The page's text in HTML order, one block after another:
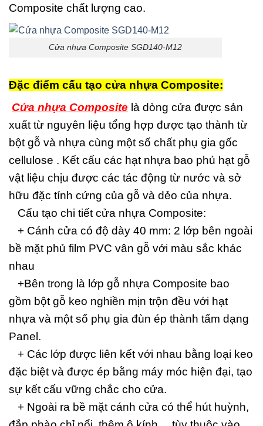
Composite chất lượng cao.
Cửa nhựa Composite SGD140-M12
Đặc điểm cấu tạo cửa nhựa Composite:
Cửa nhựa Composite là dòng cửa được sản
xuất từ nguyên liệu tổng hợp được tạo thành từ
bột gỗ và nhựa cùng một số chất phụ gia gốc
cellulose . Kết cấu các hạt nhựa bao phủ hạt gỗ
vật liệu chịu được các tác động từ nước và sở
hữu đặc tính cứng của gỗ và dẻo của nhựa.
Cấu tạo chi tiết cửa nhựa Composite:
+ Cánh cửa có độ dày 40 mm: 2 lớp bên ngoài
bề mặt phủ film PVC vân gỗ với màu sắc khác
nhau
+Bên trong là lớp gỗ nhựa Composite bao
gồm bột gỗ keo nghiền mịn trộn đều với hạt
nhựa và một số phụ gia đùn ép thành tấm dạng
Panel.
+ Các lớp được liên kết với nhau bằng loại keo
đặc biệt và được ép bằng máy móc hiện đại, tạo
sự kết cấu vững chắc cho cửa.
+ Ngoài ra bề mặt cánh cửa có thể hút huỳnh,